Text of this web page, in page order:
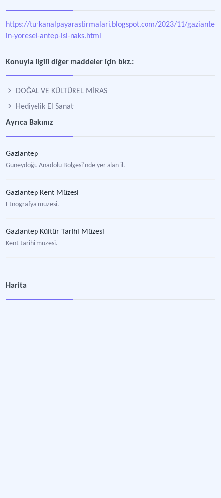
https://turkanalpayarastirmalari.blogspot.com/2023/11/gaziantep-
in-yoresel-antep-isi-naks.html
Konuyla ilgili diğer maddeler için bkz.:
DOĞAL VE KÜLTÜREL MİRAS
Hediyelik El Sanatı
Ayrıca Bakınız
Gaziantep
Güneydoğu Anadolu Bölgesi’nde yer alan il.
Gaziantep Kent Müzesi
Etnografya müzesi.
Gaziantep Kültür Tarihi Müzesi
Kent tarihi müzesi.
Harita